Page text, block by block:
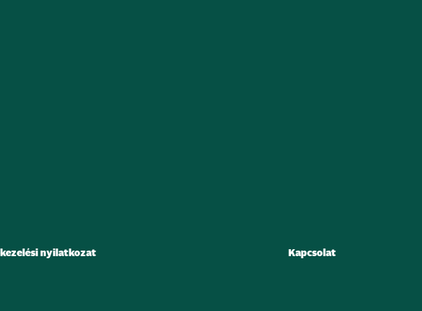
nyilatkozat Kapcsolat